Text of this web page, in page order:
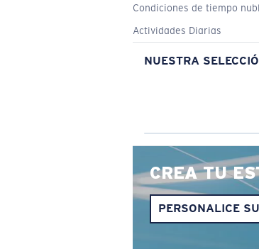
Condiciones de tiempo
Actividades Diarias
NUESTRA
CREA TU
PERSONALICE